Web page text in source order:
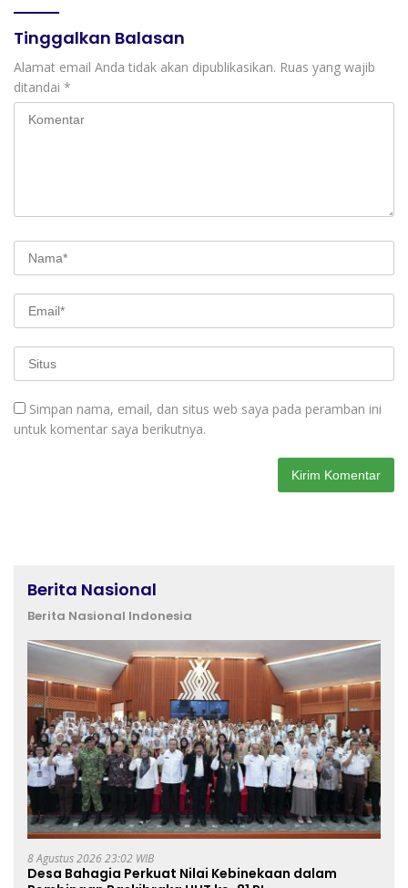
Tinggalkan Balasan
Alamat email Anda tidak akan dipublikasikan. Ruas yang wajib
ditandai *
Simpan nama, email, dan situs web saya pada peramban ini
untuk komentar saya berikutnya.
Berita Nasional
Berita Nasional Indonesia
8 Agustus 2026 23:02 WIB
Desa Bahagia Perkuat Nilai Kebinekaan dalam